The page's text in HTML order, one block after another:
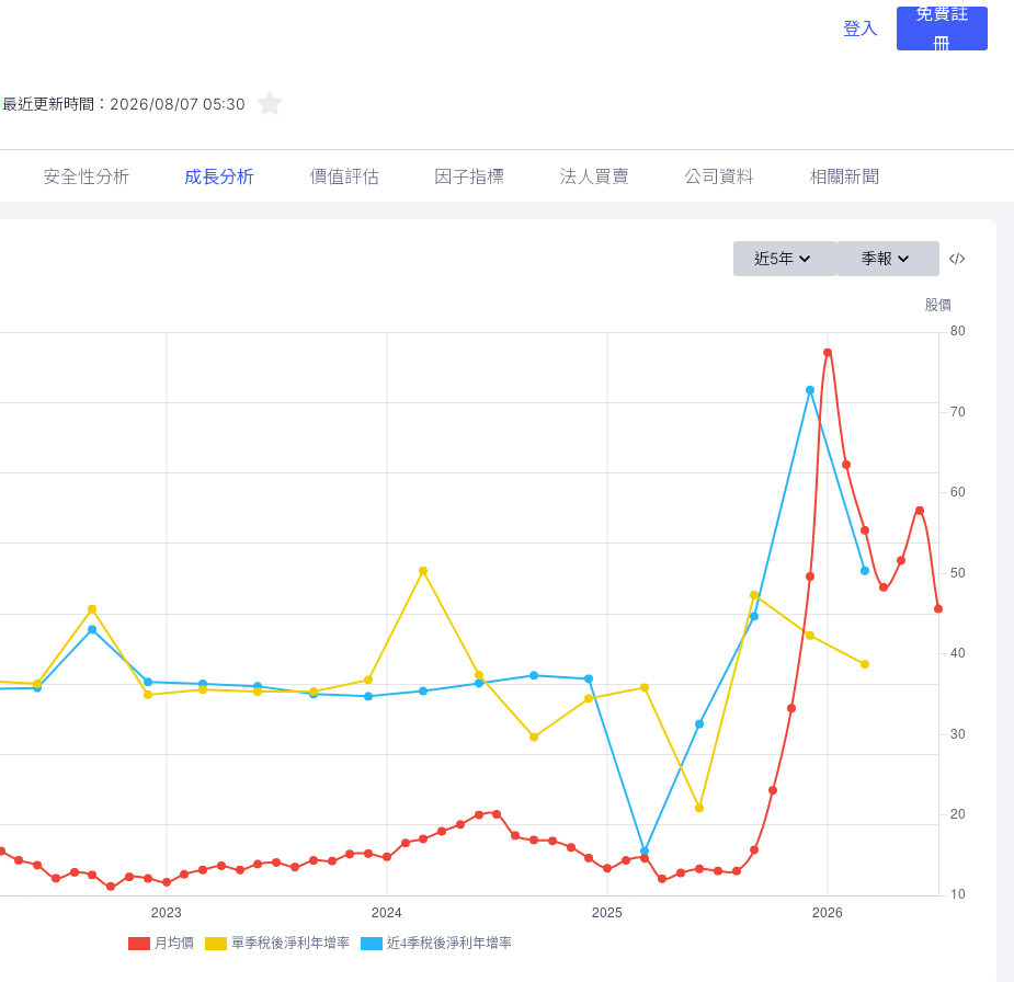
登入
免費註
冊
最近更新時間： 2026/08/07 05:30
安全性分析 成長分析 價值評估 因子指標 法人買賣 公司資料 相關新聞
近5年 季報
月均價 單季稅後淨利年增率 近4季稅後淨利年增率